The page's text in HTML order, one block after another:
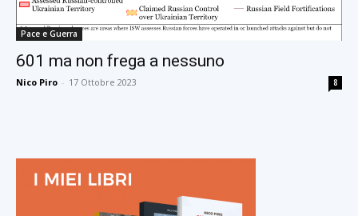
Pace e Guerra
601 ma non frega a nessuno
Nico Piro - 17 Ottobre 2023 8